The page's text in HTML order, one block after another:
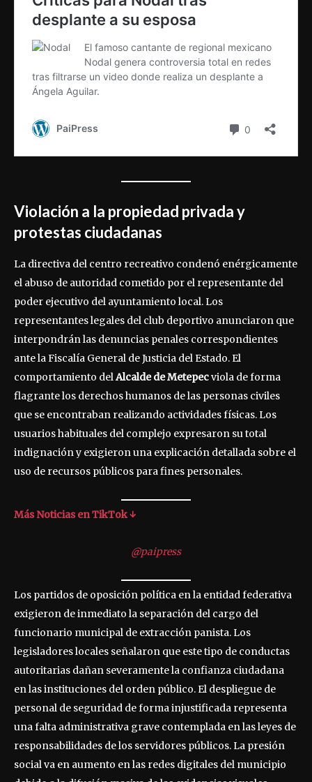
Violación a la propiedad privada y
protestas ciudadanas
La directiva del centro recreativo condenó enérgicamente
el abuso de autoridad cometido por el representante del
poder ejecutivo del ayuntamiento local. Los
representantes legales del club deportivo anunciaron que
interpondrán las denuncias penales correspondientes
ante la Fiscalía General de Justicia del Estado. El
comportamiento delAlcalde de Metepecviola de forma
flagrante los derechos humanos de las personas civiles
que se encontraban realizando actividades físicas. Los
usuarios habituales del complejo expresaron su total
indignación y exigieron una explicación detallada sobre el
uso de recursos públicos para fines personales.
Más Noticias en TikTok ↓
@paipress
Los partidos de oposición política en la entidad federativa
exigieron de inmediato la separación del cargo del
funcionario municipal de extracción panista. Los
legisladores locales señalaron que este tipo de conductas
autoritarias dañan severamente la confianza ciudadana
en las instituciones del orden público. El despliegue de
personal de seguridad de forma injustificada representa
una falta administrativa grave contemplada en las leyes de
responsabilidades de los servidores públicos. La presión
social va en aumento en las redes digitales del municipio